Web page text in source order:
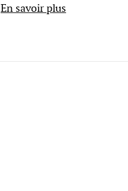
En savoir plus